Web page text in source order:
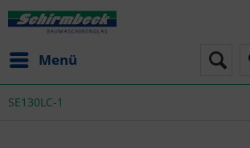
Menü
SE130LC-1